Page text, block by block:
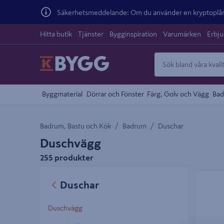
Säkerhetsmeddelande: Om du använder en
Hitta butik Tjänster Bygginspiration Varumärken
Byggmaterial Dörrar och Fönster Färg, Golv och Vägg
Badrum, Bastu och Kök Badrum Duschar
Duschvägg
255 produkter
Duschar
Duschvägg